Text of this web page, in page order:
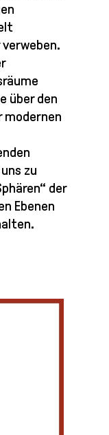
über den
zu
der
Ebenen